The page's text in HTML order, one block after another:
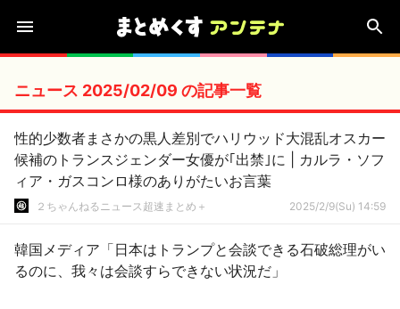
ニュース 2025/02/09 の記事一覧
性的少数者まさかの黒人差別でハリウッド大混乱オスカー
候補のトランスジェンダー女優が｢出禁｣に | カルラ・ソフ
ィア・ガスコンロ様のありがたいお言葉
２ちゃんねるニュース超速まとめ＋ 2025/2/9(Su) 14:59
韓国メディア「日本はトランプと会談できる石破総理がい
るのに、我々は会談すらできない状況だ」